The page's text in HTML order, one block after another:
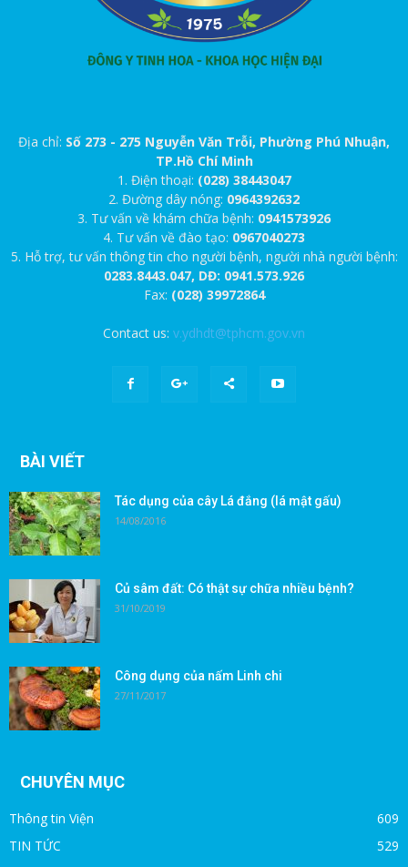
Địa chỉ: Số 273 - 275 Nguyễn Văn Trỗi, Phường Phú Nhuận,
TP.Hồ Chí Minh
1. Điện thoại: (028) 38443047
2. Đường dây nóng: 0964392632
3. Tư vấn về khám chữa bệnh: 0941573926
4. Tư vấn về đào tạo: 0967040273
5. Hỗ trợ, tư vấn thông tin cho người bệnh, người nhà người bệnh:
0283.8443.047, DĐ: 0941.573.926
Fax: (028) 39972864
Contact us: v.ydhdt@tphcm.gov.vn
BÀI VIẾT
Tác dụng của cây Lá đắng (lá mật gấu)
14/08/2016
Củ sâm đất: Có thật sự chữa nhiều bệnh?
31/10/2019
Công dụng của nấm Linh chi
27/11/2017
CHUYÊN MỤC
Thông tin Viện
609
TIN TỨC
529